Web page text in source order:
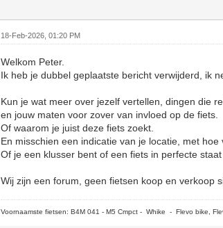
18-Feb-2026, 01:20 PM
Welkom Peter.
Ik heb je dubbel geplaatste bericht verwijderd, ik
Kun je wat meer over jezelf vertellen, dingen die
en jouw maten voor zover van invloed op de fiets.
Of waarom je juist deze fiets zoekt.
En misschien een indicatie van je locatie, met
Of je een klusser bent of een fiets in perfecte
Wij zijn een forum, geen fietsen koop en verkoop
Voornaamste fietsen: B4M 041 - M5 Cmpct - Whike - Flevo bike,